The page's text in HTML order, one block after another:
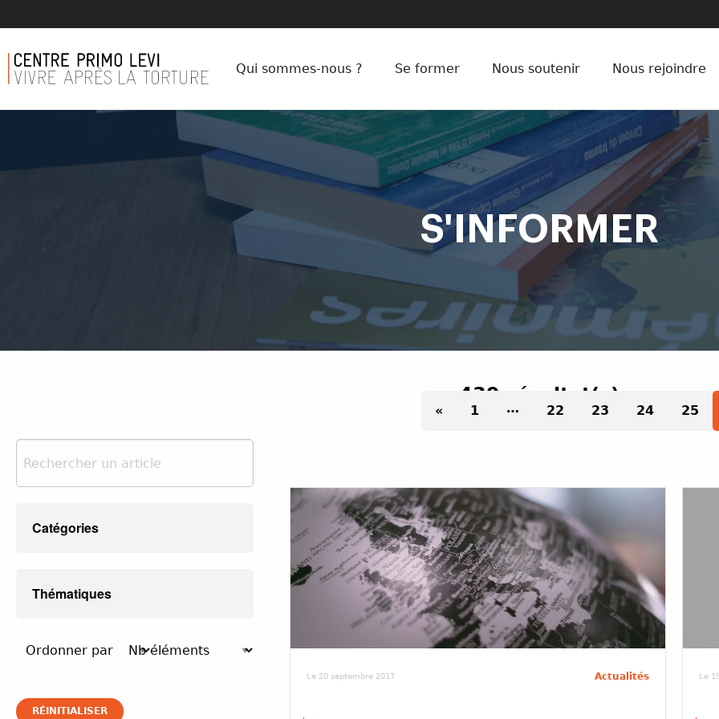
Qui sommes-nous ? Se former Nous soutenir Nous rejoindre
S'INFORMER
439 résultat(s)
« 1 … 22 23 24 25
Catégories
Thématiques
Le 20 septembre 2017 Actualités Le